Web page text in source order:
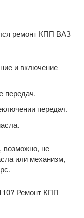
ремонт КПП ВАЗ
и включение
передач.
передач.
возможно, не
или механизм,
Ремонт КПП